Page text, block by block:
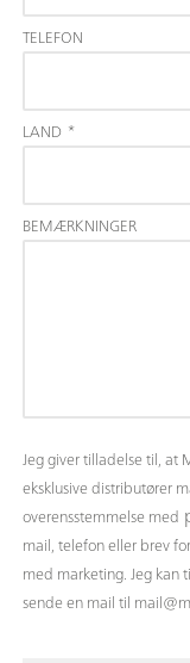
TELEFON
LAND *
BEMÆRKNINGER
Jeg giver tilladelse til, at
eksklusive distributører
overensstemmelse med
mail, telefon eller brev
med marketing. Jeg
sende en mail til